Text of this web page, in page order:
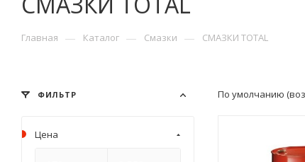
Главная — Каталог — Смазки — СМАЗКИ TOTAL
По умолчанию
ФИЛЬТР
Цена